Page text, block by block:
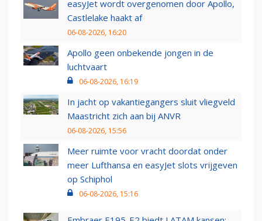
easyJet wordt overgenomen door Apollo,
Castlelake haakt af
06-08-2026, 16:20
Apollo geen onbekende jongen in de
luchtvaart
06-08-2026, 16:19
In jacht op vakantiegangers sluit vliegveld
Maastricht zich aan bij ANVR
06-08-2026, 15:56
Meer ruimte voor vracht doordat onder
meer Lufthansa en easyJet slots vrijgeven
op Schiphol
06-08-2026, 15:16